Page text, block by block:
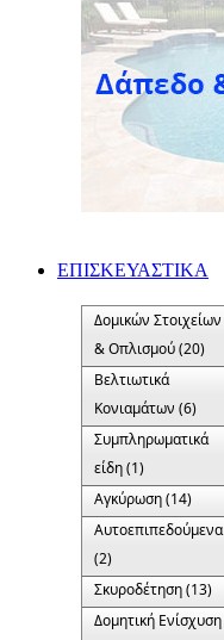
ΕΠΙΣΚΕΥΑΣΤΙΚΑ
Δομικών Στοιχείων
& Οπλισμού (20)
Βελτιωτικά
Κονιαμάτων (6)
Συμπληρωματικά
είδη (1)
Αγκύρωση (14)
Αυτοεπιπεδούμενα
(2)
Σκυροδέτηση (13)
Δομητική Ενίσχυση